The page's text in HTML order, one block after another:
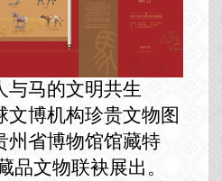
与马的文明共生
文博机构珍贵文物图
州省博物馆馆藏特
品文物联袂展出。